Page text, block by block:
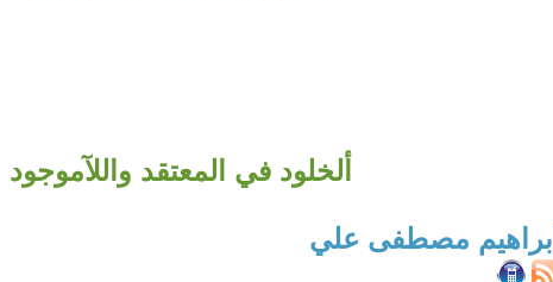
ألخلود في المعتقد واللآموجود
ابراهيم مصطفى علي